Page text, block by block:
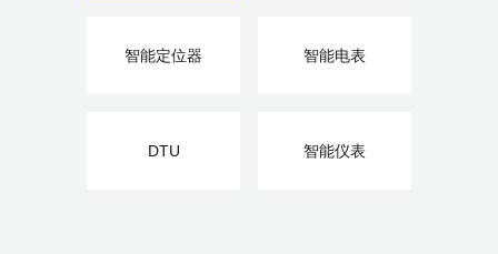
智能定位器 智能电表
DTU 智能仪表